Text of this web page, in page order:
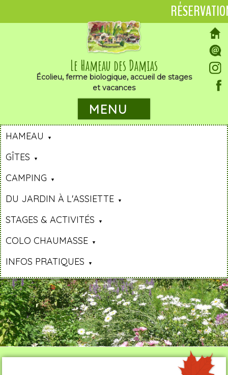
Le Hameau des Damias
Écolieu, ferme biologique, accueil de stages
et vacances
MENU
HAMEAU
GÎTES
CAMPING
DU JARDIN À L'ASSIETTE
STAGES & ACTIVITÉS
COLO CHAUMASSE
INFOS PRATIQUES